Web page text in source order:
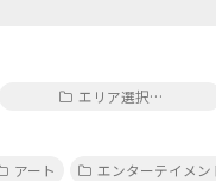
エリア選択…
アート エンターテイメン